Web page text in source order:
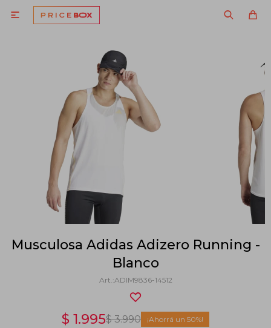

Musculosa Adidas Adizero Running -
Blanco
ADIM9836-14512
$ 1.995$ 3.990 50